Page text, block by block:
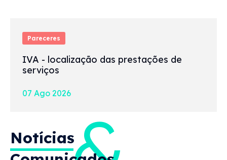
Pareceres
IVA - localização das prestações de
serviços
07 Ago 2026
Notícias